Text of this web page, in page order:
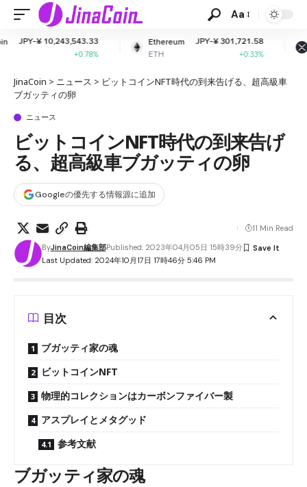
Aa
Ethereum
ETH
JPY-¥ 301,721.58
XRP
XRP
JPY-¥
-
JinaCoin > ニュース > ビットコインNFT時代の到来告げる、超高級車
ブガッティの卵
ニュース
ビットコインNFT時代の到来告げ
る、超高級車ブガッティの卵
Googleの優先する情報源に追加
Last Updated: 2024年10月17日 17時46分 5:46 PM
ByJinaCoin編集部Published: 2023年04月05日 15時39分
11 Min Read
目次
ブガッティ家の魂
ビットコインNFT
物理的コレクションはカーボンファイバー製
アスプレイとメタグッド
参考文献
ブガッティ家の魂